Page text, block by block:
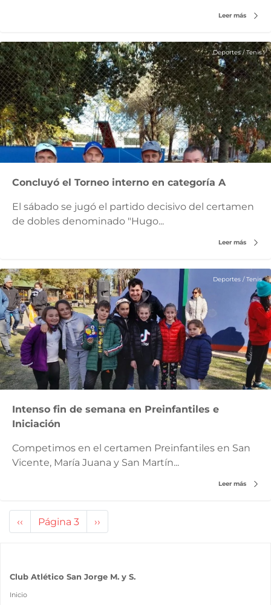
Leer más
Deportes / Tenis
Concluyó el Torneo interno en categoría A
El sábado se jugó el partido decisivo del certamen
de dobles denominado "Hugo...
Leer más
Deportes / Tenis
Intenso fin de semana en Preinfantiles e
Iniciación
Competimos en el certamen Preinfantiles en San
Vicente, María Juana y San Martín...
Leer más
Paginación
Página
anterior
‹‹ Página 3
Siguiente
página
››
Club Atlético San Jorge M. y S.
Inicio